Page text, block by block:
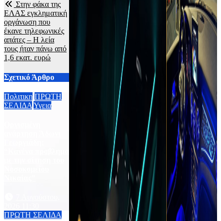
Στην φάκα της
ΕΛΑΣ εγκληματική
οργάνωση που
έκανε τηλεφωνικές
απάτες – Η λεία
τους ήταν πάνω από
1,6 εκατ. ευρώ
Σχετικό Άρθρο
Πολιτικη ΠΡΩΤΗ
ΣΕΛΙΔΑ Υγεια
ΠΡΩΤΗ ΣΕΛΙΔΑ